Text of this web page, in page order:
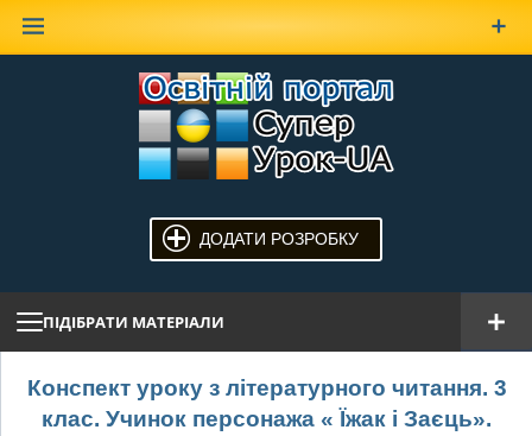
ДОДАТИ РОЗРОБКУ
ПІДІБРАТИ МАТЕРІАЛИ
Конспект уроку з літературного читання. 3
клас. Учинок персонажа « Їжак і Заєць».